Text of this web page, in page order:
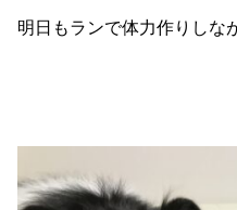
明日もランで体力作りしな